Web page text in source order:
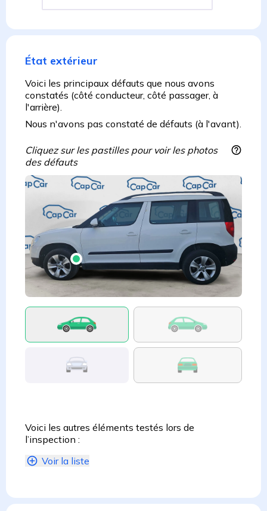
État extérieur
Voici les principaux défauts que nous avons
constatés (côté conducteur, côté passager, à
l'arrière).
Nous n'avons pas constaté de défauts (à l'avant).
Cliquez sur les pastilles pour voir les photos
des défauts
Voici les autres éléments testés lors de
l’inspection :
Voir la liste